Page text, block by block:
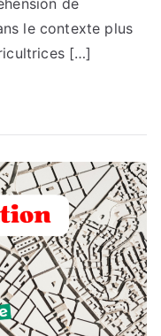
le contexte plus
[…]